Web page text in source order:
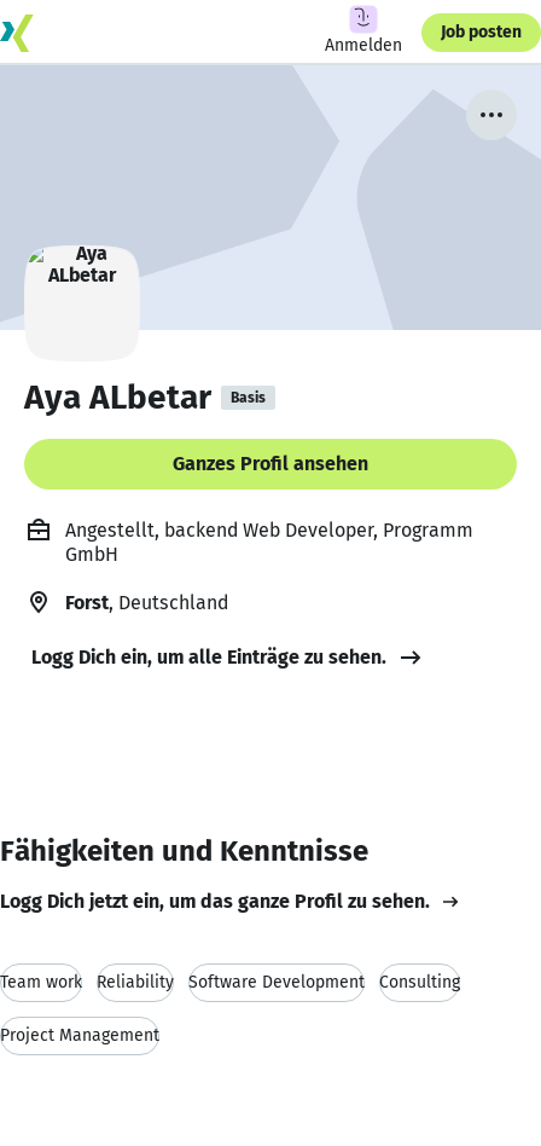
Anmelden
Job posten
Aya ALbetar Basis
Ganzes Profil ansehen
Angestellt, backend Web Developer, Programm
GmbH
Forst, Deutschland
Logg Dich ein, um alle Einträge zu sehen.
Fähigkeiten und Kenntnisse
Logg Dich jetzt ein, um das ganze Profil zu sehen.
Team work Reliability Software Development Consulting
Project Management